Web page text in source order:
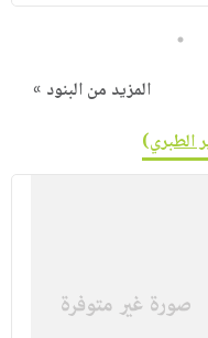
5
المزيد من البنود »
الطبري)